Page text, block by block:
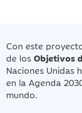
Con este
de los Objetivos
Naciones Unidas
en la Agenda
mundo.